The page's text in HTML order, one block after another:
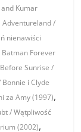
Kumar
Adventureland /
nienawiści
Batman Forever
Before Sunrise /
i Clyde
za Amy (1997),
/ Wątpliwość
(2002),